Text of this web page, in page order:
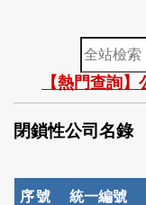
全
站
檢
索
【熱門查詢
閉鎖性公司名錄
序號 統一編號